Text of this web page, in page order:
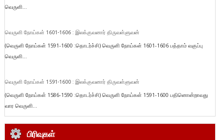
வெருளி...
வெருளி நோய்கள் 1601-1606 : இலக்குவனார் திருவள்ளுவன்
(வெருளி நோய்கள் 1591-1600 :தொடர்ச்சி) வெருளி நோய்கள் 1601-1606 பத்தாம் வகுப்பு
வெருளி...
வெருளி நோய்கள் 1591-1600 : இலக்குவனார் திருவள்ளுவன்
(வெருளி நோய்கள் 1586-1590 :தொடர்ச்சி) வெருளி நோய்கள் 1591-1600 பதினொன்றாவது
வார வெருளி...
பிரிவுகள்